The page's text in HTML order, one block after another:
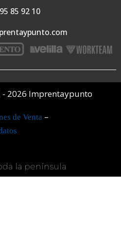
85 92 10
2026 Imprentaypunto
de Venta –
la península